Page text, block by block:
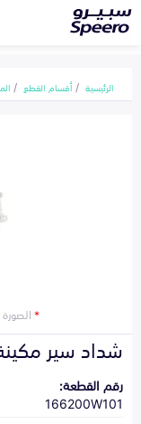
الرئيسية أقسام القطع
*
شداد سير مكينة
رقم القطعة:
166200W101